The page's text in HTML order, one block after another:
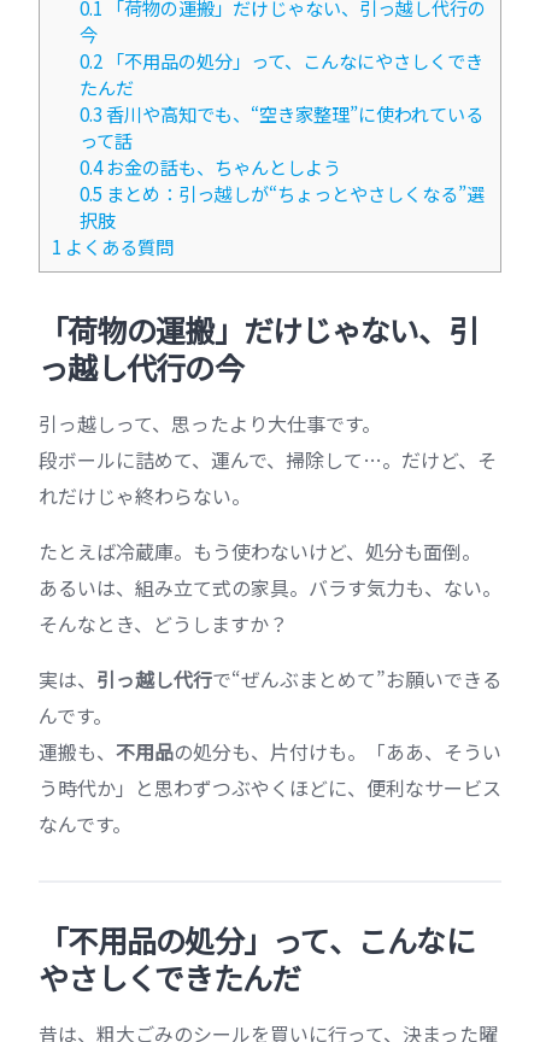
0.1 「荷物の運搬」だけじゃない、引っ越し代行の
今
0.2「不用品の処分」って、こんなにやさしくでき
たんだ
0.3香川や高知でも、“空き家整理”に使われている
って話
0.4お金の話も、ちゃんとしよう
0.5 まとめ：引っ越しが“ちょっとやさしくなる”選
択肢
1 よくある質問
「荷物の運搬」だけじゃない、引
っ越し代行の今
引っ越しって、思ったより大仕事です。
段ボールに詰めて、運んで、掃除して…。だけど、そ
れだけじゃ終わらない。
たとえば冷蔵庫。もう使わないけど、処分も面倒。
あるいは、組み立て式の家具。バラす気力も、ない。
そんなとき、どうしますか？
実は、 引っ越し代行で“ぜんぶまとめて”お願いできる
んです。
運搬も、 不用品の処分も、片付けも。「ああ、そうい
う時代か」と思わずつぶやくほどに、便利なサービス
なんです。
「不用品の処分」って、こんなに
やさしくできたんだ
昔は、粗大ごみのシールを買いに行って、決まった曜